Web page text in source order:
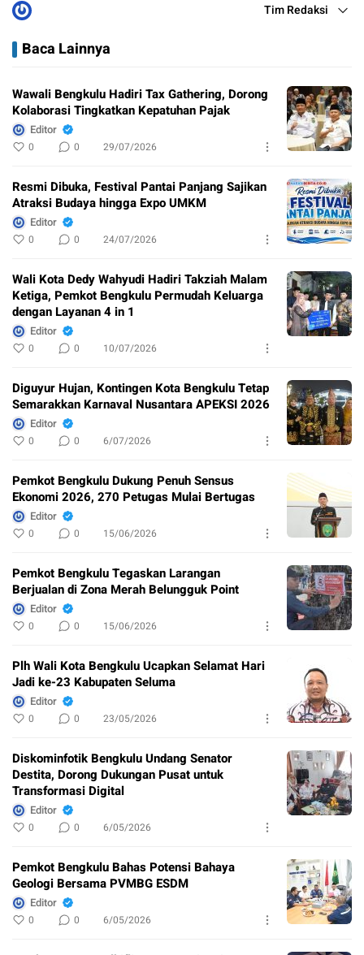
Tim Redaksi
Baca Lainnya
Wawali Bengkulu Hadiri Tax Gathering, Dorong
Kolaborasi Tingkatkan Kepatuhan Pajak
Editor
0 0 29/07/2026
Resmi Dibuka, Festival Pantai Panjang Sajikan
Atraksi Budaya hingga Expo UMKM
Editor
0 0 24/07/2026
Wali Kota Dedy Wahyudi Hadiri Takziah Malam
Ketiga, Pemkot Bengkulu Permudah Keluarga
dengan Layanan 4 in 1
Editor
0 0 10/07/2026
Diguyur Hujan, Kontingen Kota Bengkulu Tetap
Semarakkan Karnaval Nusantara APEKSI 2026
Editor
0 0 6/07/2026
Pemkot Bengkulu Dukung Penuh Sensus
Ekonomi 2026, 270 Petugas Mulai Bertugas
Editor
0 0 15/06/2026
Pemkot Bengkulu Tegaskan Larangan
Berjualan di Zona Merah Belungguk Point
Editor
0 0 15/06/2026
Plh Wali Kota Bengkulu Ucapkan Selamat Hari
Jadi ke-23 Kabupaten Seluma
Editor
0 0 23/05/2026
Diskominfotik Bengkulu Undang Senator
Destita, Dorong Dukungan Pusat untuk
Transformasi Digital
Editor
0 0 6/05/2026
Pemkot Bengkulu Bahas Potensi Bahaya
Geologi Bersama PVMBG ESDM
Editor
0 0 6/05/2026